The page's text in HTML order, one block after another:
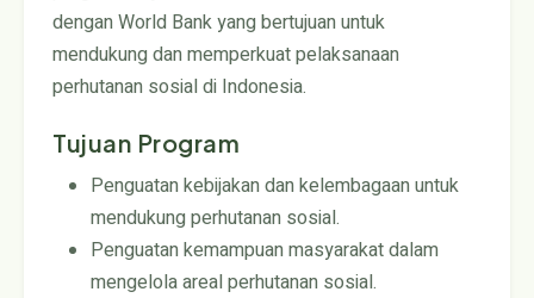
dengan World Bank yang bertujuan untuk
mendukung dan memperkuat pelaksanaan
perhutanan sosial di Indonesia.
Tujuan Program
Penguatan kebijakan dan kelembagaan untuk
mendukung perhutanan sosial.
Penguatan kemampuan masyarakat dalam
mengelola areal perhutanan sosial.